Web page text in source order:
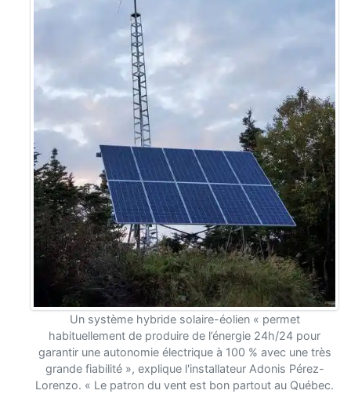
Un système hybride solaire-éolien « permet
habituellement de produire de l’énergie 24h/24 pour
garantir une autonomie électrique à 100 % avec une très
grande fiabilité », explique l'installateur Adonis Pérez-
Lorenzo. « Le patron du vent est bon partout au Québec.